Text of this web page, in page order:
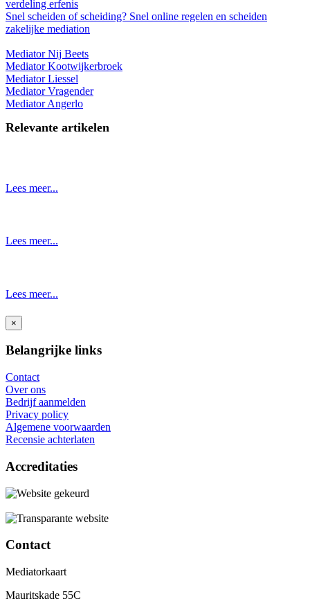
verdeling erfenis
Snel scheiden of scheiding? Snel online regelen en scheiden
zakelijke mediation
Mediator Nij Beets
Mediator Kootwijkerbroek
Mediator Liessel
Mediator Vragender
Mediator Angerlo
Relevante artikelen
Lees meer...
Lees meer...
Lees meer...
×
Belangrijke links
Contact
Over ons
Bedrijf aanmelden
Privacy policy
Algemene voorwaarden
Recensie achterlaten
Accreditaties
Contact
Mediatorkaart
Mauritskade 55C